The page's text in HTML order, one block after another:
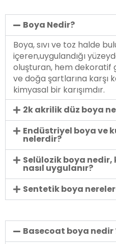
Boya Nedir?
Boya, sıvı ve toz halde
içeren,uygulandığı
oluşturan, hem dekoratif
ve doğa şartlarına karşı
kimyasal bir karışımdır.
2k akrilik düz boya
Endüstriyel boya ve
nelerdir?
Selülozik boya nedir,
nasıl uygulanır?
Sentetik boya
Basecoat boya nedir